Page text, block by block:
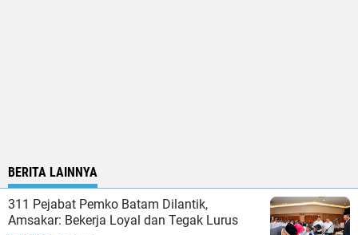
BERITA LAINNYA
311 Pejabat Pemko Batam Dilantik,
Amsakar: Bekerja Loyal dan Tegak Lurus